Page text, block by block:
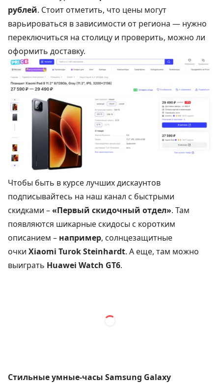
рублей. Стоит отметить, что цены могут
варьироваться в зависимости от региона — нужно
переключиться на столицу и проверить, можно ли
оформить доставку.
Чтобы быть в курсе лучших дискаунтов
подписывайтесь на наш канал с быстрыми
скидками –«Первый скидочный отдел». Там
появляются шикарные скидосы с коротким
описанием – например, солнцезащитные
очки Xiaomi Turok Steinhardt. А еще, там можно
выиграть Huawei Watch GT6.
Стильные умные-часы Samsung Galaxy